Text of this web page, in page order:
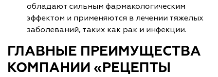
обладают сильным фармакологическим
эффектом и применяются в лечении тяжелых
заболеваний, таких как рак и инфекции.
ГЛАВНЫЕ ПРЕИМУЩЕСТВА
КОМПАНИИ «РЕЦЕПТЫ